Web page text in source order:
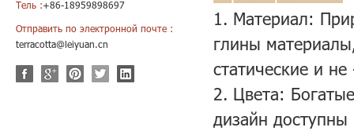
Тель :+86-18959898697
Отправить по электронной почте :
terracotta@leiyuan.cn
1. Материал:
глины
статические и
2. Цвета:
дизайн доступны